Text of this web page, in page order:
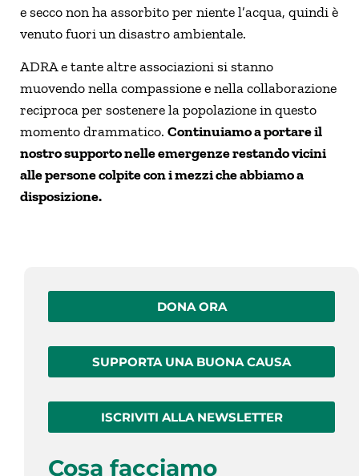
e secco non ha assorbito per niente l’acqua, quindi è
venuto fuori un disastro ambientale.
ADRA e tante altre associazioni si stanno
muovendo nella compassione e nella collaborazione
reciproca per sostenere la popolazione in questo
momento drammatico. Continuiamo a portare il
nostro supporto nelle emergenze restando vicini
alle persone colpite con i mezzi che abbiamo a
disposizione.
DONA ORA
SUPPORTA UNA BUONA CAUSA
ISCRIVITI ALLA NEWSLETTER
Cosa facciamo